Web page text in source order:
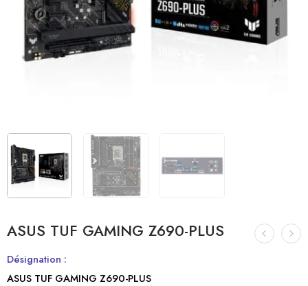
ASUS TUF GAMING Z690-PLUS
Désignation :
ASUS TUF GAMING Z690-PLUS